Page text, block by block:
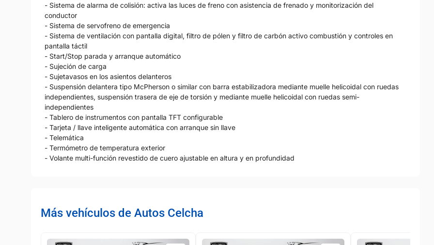
- Sistema de alarma de colisión: activa las luces de freno con asistencia de frenado y monitorización del
conductor
- Sistema de servofreno de emergencia
- Sistema de ventilación con pantalla digital, filtro de pólen y filtro de carbón activo combustión y controles en
pantalla táctil
- Start/Stop parada y arranque automático
- Sujeción de carga
- Sujetavasos en los asientos delanteros
- Suspensión delantera tipo McPherson o similar con barra estabilizadora mediante muelle helicoidal con ruedas
independientes, suspensión trasera de eje de torsión y mediante muelle helicoidal con ruedas semi-
independientes
- Tablero de instrumentos con pantalla TFT configurable
- Tarjeta / llave inteligente automática con arranque sin llave
- Telemática
- Termómetro de temperatura exterior
- Volante multi-función revestido de cuero ajustable en altura y en profundidad
Más vehículos de Autos Celcha